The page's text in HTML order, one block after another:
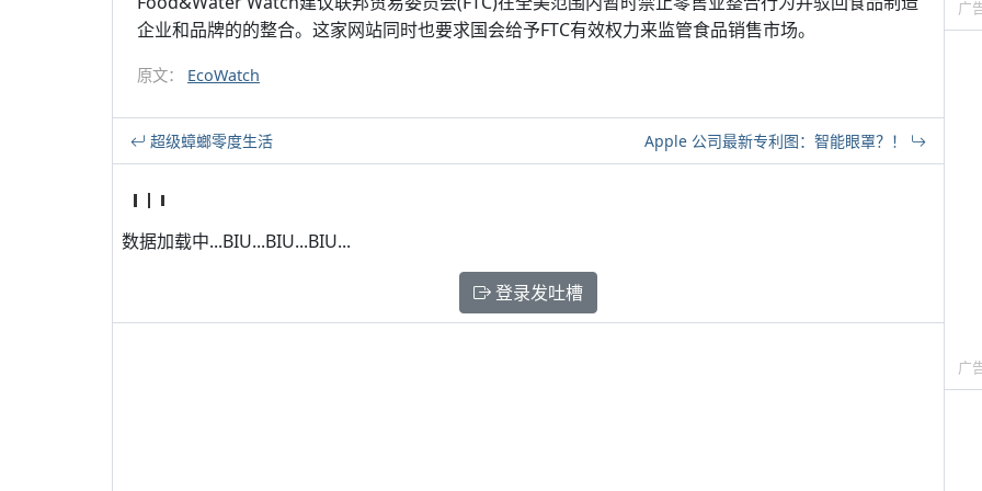
企业和品牌的的整合。这家网站同时也要求国会给予FTC有效权力来监管食品销售市场。
原文： EcoWatch
超级蟑螂零度生活 Apple 公司最新专利图：智能眼罩？！
数据加载中...BIU...BIU...BIU...
登录发吐槽
广
广